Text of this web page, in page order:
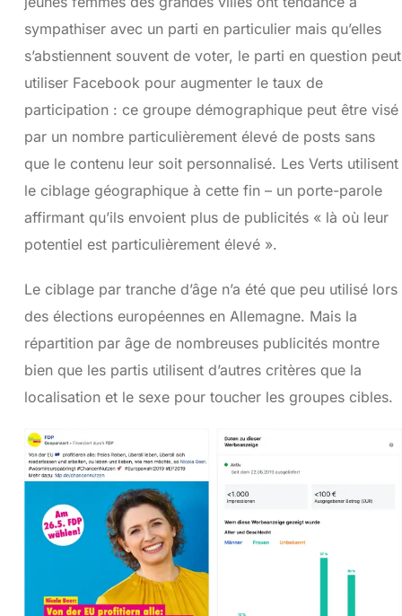
sympathiser avec un parti en particulier mais qu’elles
s’abstiennent souvent de voter, le parti en question peut
utiliser Facebook pour augmenter le taux de
participation : ce groupe démographique peut être visé
par un nombre particulièrement élevé de posts sans
que le contenu leur soit personnalisé. Les Verts utilisent
le ciblage géographique à cette fin – un porte-parole
affirmant qu’ils envoient plus de publicités « là où leur
potentiel est particulièrement élevé ».
Le ciblage par tranche d’âge n’a été que peu utilisé lors
des élections européennes en Allemagne. Mais la
répartition par âge de nombreuses publicités montre
bien que les partis utilisent d’autres critères que la
localisation et le sexe pour toucher les groupes cibles.